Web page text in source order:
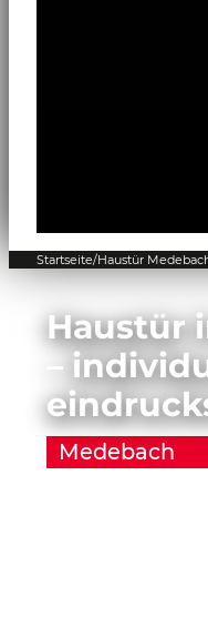
Startseite/Haustür
Haustür
–
Medebach